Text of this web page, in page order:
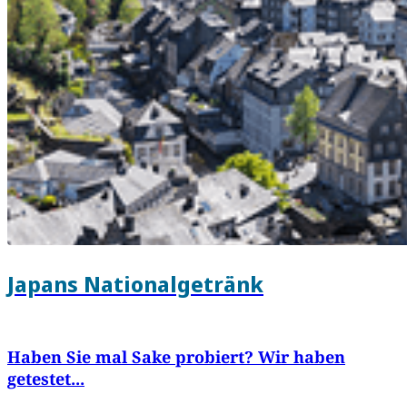
Japans Nationalgetränk
Haben Sie mal Sake probiert? Wir haben
getestet...